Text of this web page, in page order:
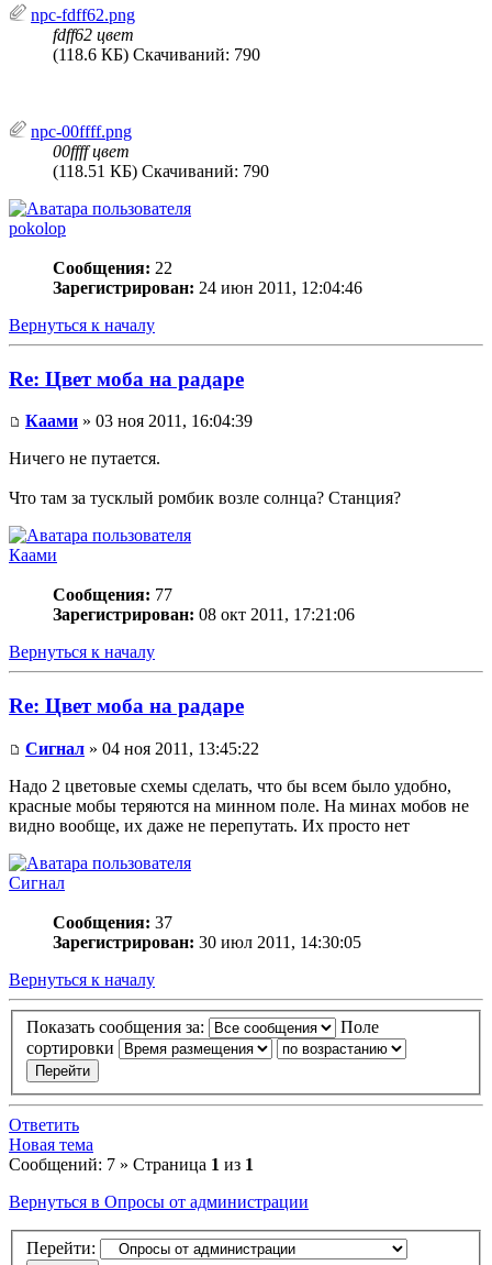
npc-fdff62.png
fdff62 цвет
(118.6 КБ) Скачиваний: 790
npc-00ffff.png
00ffff цвет
(118.51 КБ) Скачиваний: 790
pokolop
Сообщения: 22
Зарегистрирован: 24 июн 2011, 12:04:46
Вернуться к началу
Re: Цвет моба на радаре
Каами » 03 ноя 2011, 16:04:39
Ничего не путается.
Что там за тусклый ромбик возле солнца? Станция?
Каами
Сообщения: 77
Зарегистрирован: 08 окт 2011, 17:21:06
Вернуться к началу
Re: Цвет моба на радаре
Сигнал » 04 ноя 2011, 13:45:22
Надо 2 цветовые схемы сделать, что бы всем было удобно,
красные мобы теряются на минном поле. На минах мобов не
видно вообще, их даже не перепутать. Их просто нет
Сигнал
Сообщения: 37
Зарегистрирован: 30 июл 2011, 14:30:05
Вернуться к началу
Показать сообщения за:
Поле
сортировки
Ответить
Новая тема
Сообщений: 7 » Страница 1 из 1
Вернуться в Опросы от администрации
Перейти: